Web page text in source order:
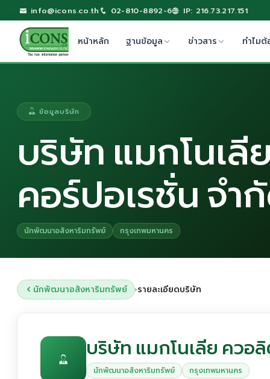
info@icons.co.th 02-810-8892-6 IP: 216.73.217.151
หน้าหลัก ฐานข้อมูล ข่าวสาร ทำไมต้
ข้อมูลบริษัท
บริษัท แมกโนเลี
คอร์ปอเรชั่น จำ
นักพัฒนาอสังหาริมทรัพย์ กรุงเทพมหานคร
นักพัฒนาอสังหาริมทรัพย์ ›รายละเอียดบริษัท
บริษัท แมกโนเลีย ควอ
นักพัฒนาอสังหาริมทรัพย์ กรุงเทพมหานคร